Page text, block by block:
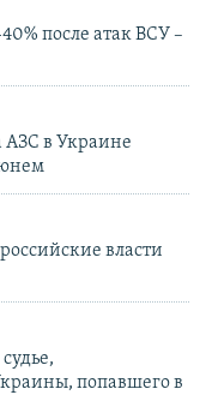
после атак ВСУ –
АЗС в Украине
власти
попавшего в